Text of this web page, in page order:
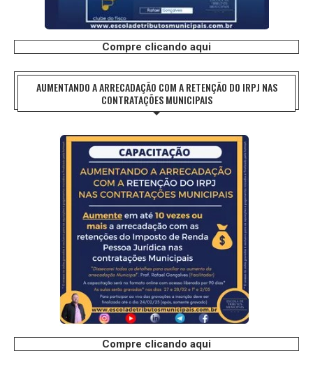
Compre clicando aqui
AUMENTANDO A ARRECADAÇÃO COM A RETENÇÃO DO IRPJ NAS
CONTRATAÇÕES MUNICIPAIS
Compre clicando aqui